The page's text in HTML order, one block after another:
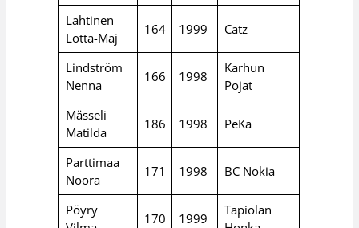
Lahtinen
Lotta-Maj
164 1999 Catz
Lindström
Nenna
166 1998
Karhun
Pojat
Mässeli
Matilda
186 1998 PeKa
Parttimaa
Noora
171 1998 BC Nokia
Pöyry
170 1999
Tapiolan